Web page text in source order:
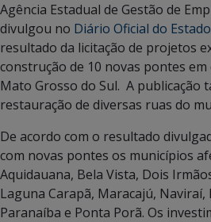
Agência Estadual de Gestão de
divulgou no Diário Oficial do Estado
resultado da licitação de projetos
construção de 10 novas pontes
Mato Grosso do Sul. A publicação
restauração de diversas ruas do
De acordo com o resultado
com novas pontes os municípios
Aquidauana, Bela Vista, Dois
Laguna Carapã, Maracajú, Naviraí,
Paranaíba e Ponta Porã. Os